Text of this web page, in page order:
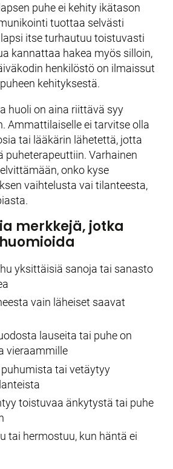
puhe ei kehity ikätason
tuottaa selvästi
itse turhautuu toistuvasti
kannattaa hakea myös silloin,
henkilöstö on ilmaissut
kehityksestä.
huoli on aina riittävä syy
Ammattilaiselle ei tarvitse olla
tai lääkärin lähetettä, jotta
puheterapeuttiin. Varhainen
onko kyse
vaihtelusta vai tilanteesta,
merkkejä, jotka
yksittäisiä sanoja tai sanasto
vain läheiset saavat
lauseita tai puhe on
vieraammille
tai vetäytyy
toistuvaa änkytystä tai puhe
tai hermostuu, kun häntä ei